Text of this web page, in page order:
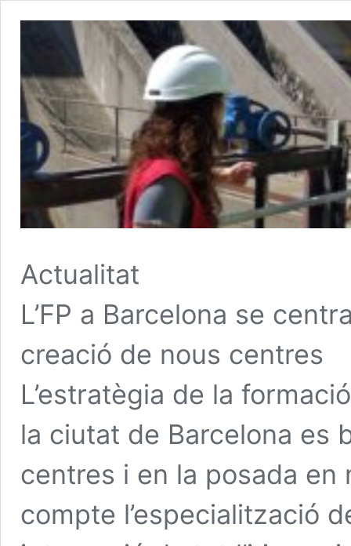
Actualitat
L’FP a Barcelona se
creació de nous centres
L’estratègia de la
la ciutat de Barcelona es
centres i en la posada
compte l’especialització